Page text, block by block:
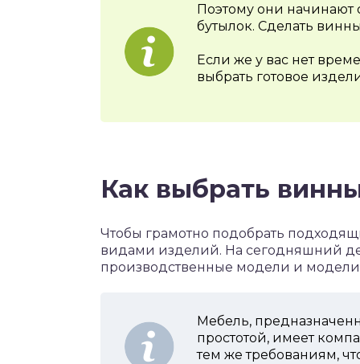
Поэтому они
бутылок. Сделать
Если же у вас нет
выбрать готовое
Как выбрать
Чтобы грамотно подобрать
видами изделий. На сегодняшний
производственные модели и
Мебель,
простотой, имеет
тем же требованиям,